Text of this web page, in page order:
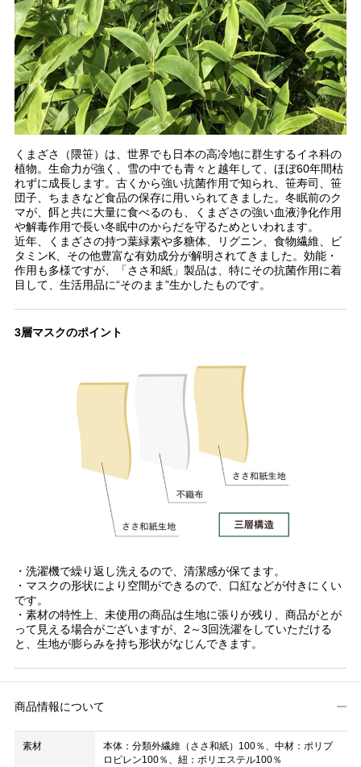
くまざさ（隈笹）は、世界でも日本の高冷地に群生するイネ科の
植物。生命力が強く、雪の中でも青々と越年して、ほぼ60年間枯
れずに成長します。古くから強い抗菌作用で知られ、笹寿司、笹
団子、ちまきなど食品の保存に用いられてきました。冬眠前のク
マが、餌と共に大量に食べるのも、くまざさの強い血液浄化作用
や解毒作用で長い冬眠中のからだを守るためといわれます。
近年、くまざさの持つ葉緑素や多糖体、リグニン、食物繊維、ビ
タミンK、その他豊富な有効成分が解明されてきました。効能・
作用も多様ですが、「ささ和紙」製品は、特にその抗菌作用に着
目して、生活用品に“そのまま”生かしたものです。
3層マスクのポイント
・洗濯機で繰り返し洗えるので、清潔感が保てます。
・マスクの形状により空間ができるので、口紅などが付きにくい
です。
・素材の特性上、未使用の商品は生地に張りが残り、商品がとが
って見える場合がございますが、2～3回洗濯をしていただける
と、生地が膨らみを持ち形状がなじんできます。
商品情報について
素材
本体：分類外繊維（ささ和紙）100％、中材：ポリプ
ロピレン100％、紐：ポリエステル100％